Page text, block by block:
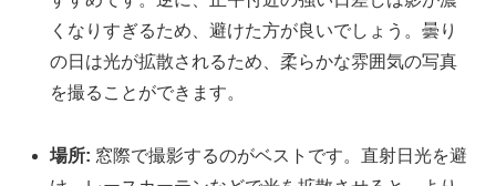
くなりすぎるため、避けた方が良いでしょう。曇り
の日は光が拡散されるため、柔らかな雰囲気の写真
を撮ることができます。
場所: 窓際で撮影するのがベストです。直射日光を避